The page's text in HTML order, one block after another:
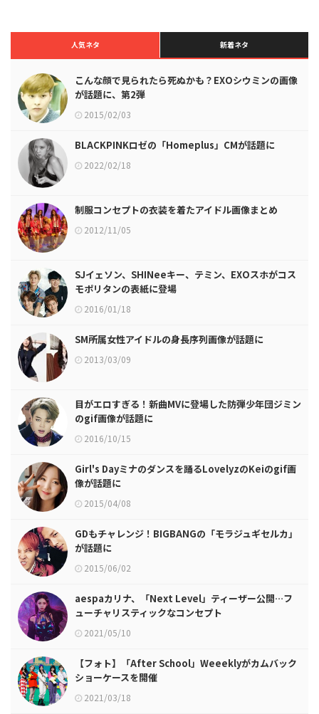
人気ネタ 新着ネタ
こんな顔で見られたら死ぬかも？EXOシウミンの画像
が話題に、第2弾
2015/02/03
BLACKPINKロゼの「Homeplus」CMが話題に
2022/02/18
制服コンセプトの衣装を着たアイドル画像まとめ
2012/11/05
SJイェソン、SHINeeキー、テミン、EXOスホがコス
モポリタンの表紙に登場
2016/01/18
SM所属女性アイドルの身長序列画像が話題に
2013/03/09
目がエロすぎる！新曲MVに登場した防弾少年団ジミン
のgif画像が話題に
2016/10/15
Girl's Dayミナのダンスを踊るLovelyzのKeiのgif画
像が話題に
2015/04/08
GDもチャレンジ！BIGBANGの「モラジュギセルカ」
が話題に
2015/06/02
aespaカリナ、「Next Level」ティーザー公開…フ
ューチャリスティックなコンセプト
2021/05/10
【フォト】「After School」Weeeklyがカムバック
ショーケースを開催
2021/03/18